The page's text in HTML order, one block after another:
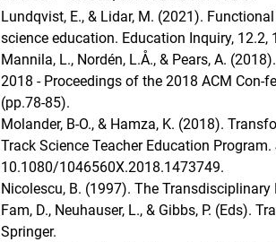
Lundqvist, E., & Lidar, M. (2021).
science education. Education Inquiry,
Mannila, L., Nordén, L.Å., & Pears, A.
2018 - Proceedings of the 2018 ACM Con-
(pp.78-85).
Molander, B-O., & Hamza, K. (2018).
Track Science Teacher Education
10.1080/1046560X.2018.1473749.
Nicolescu, B. (1997). The
Fam, D., Neuhauser, L., & Gibbs, P. (Eds).
Springer.